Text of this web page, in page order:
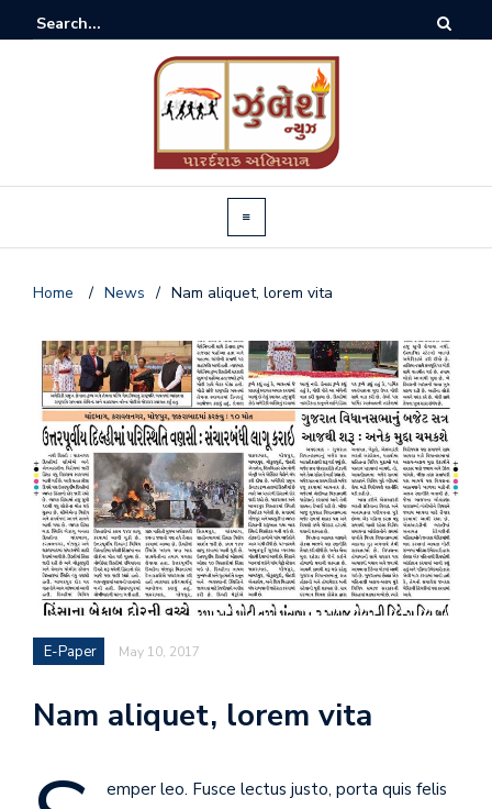
Home / News / Nam aliquet, lorem vita
E-Paper May 10, 2017
Nam aliquet, lorem vita
emper leo. Fusce lectus justo, porta quis felis